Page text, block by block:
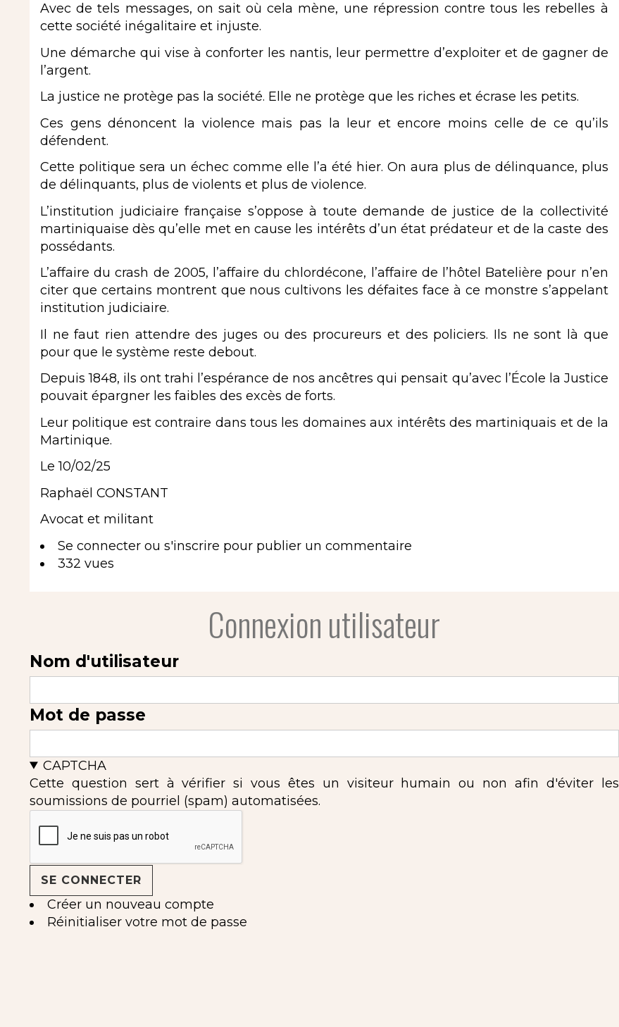
Avec de tels messages, on sait où cela mène, une répression contre tous les rebelles à
cette société inégalitaire et injuste.
Une démarche qui vise à conforter les nantis, leur permettre d’exploiter et de gagner de
l’argent.
La justice ne protège pas la société. Elle ne protège que les riches et écrase les petits.
Ces gens dénoncent la violence mais pas la leur et encore moins celle de ce qu’ils
défendent.
Cette politique sera un échec comme elle l’a été hier. On aura plus de délinquance, plus
de délinquants, plus de violents et plus de violence.
L’institution judiciaire française s’oppose à toute demande de justice de la collectivité
martiniquaise dès qu’elle met en cause les intérêts d’un état prédateur et de la caste des
possédants.
L’affaire du crash de 2005, l’affaire du chlordécone, l’affaire de l’hôtel Batelière pour n’en
citer que certains montrent que nous cultivons les défaites face à ce monstre s’appelant
institution judiciaire.
Il ne faut rien attendre des juges ou des procureurs et des policiers. Ils ne sont là que
pour que le système reste debout.
Depuis 1848, ils ont trahi l’espérance de nos ancêtres qui pensait qu’avec l’École la Justice
pouvait épargner les faibles des excès de forts.
Leur politique est contraire dans tous les domaines aux intérêts des martiniquais et de la
Martinique.
Le 10/02/25
Raphaël CONSTANT
Avocat et militant
Se connecter ou s'inscrire pour publier un commentaire
332 vues
Connexion utilisateur
Nom d'utilisateur
Mot de passe
CAPTCHA
Cette question sert à vérifier si vous êtes un visiteur humain ou non afin d'éviter les
soumissions de pourriel (spam) automatisées.
Créer un nouveau compte
Réinitialiser votre mot de passe